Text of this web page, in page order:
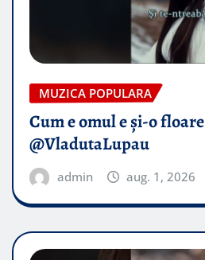
MUZICA POPULARA
Cum e omul e și-o floare
@VladutaLupau
admin aug. 1, 2026